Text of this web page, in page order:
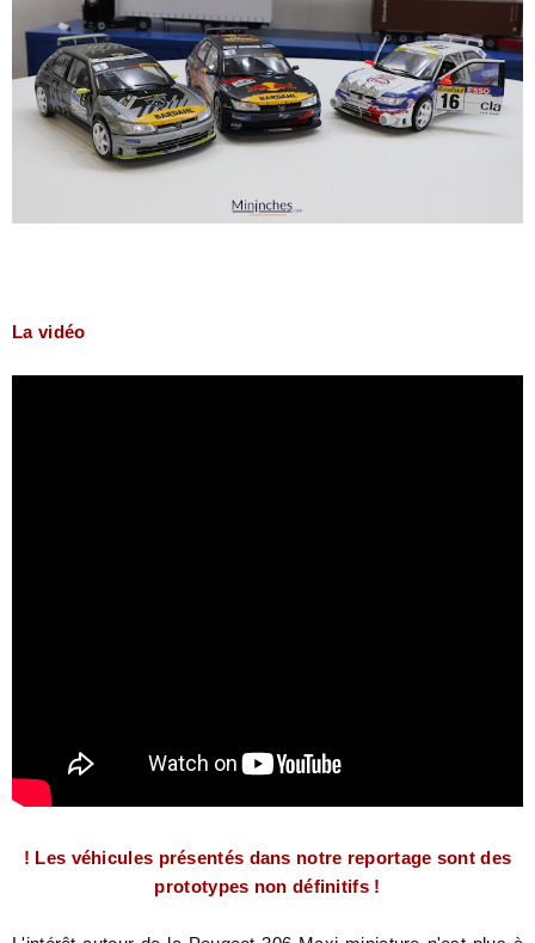
La vidéo
! Les véhicules présentés dans notre reportage sont des
prototypes non définitifs !